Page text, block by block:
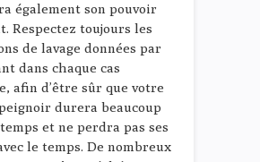
également son pouvoir
Respectez toujours les
de lavage données par
dans chaque cas
afin d’être sûr que votre
durera beaucoup
et ne perdra pas ses
le temps. De nombreux